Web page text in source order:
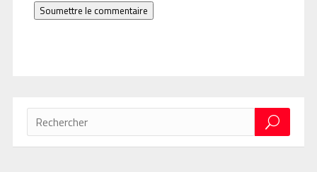
Soumettre le commentaire